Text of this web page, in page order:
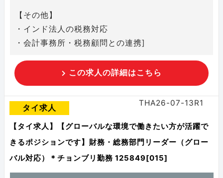
【その他】
・インド法人の税務対応
・会計事務所・税務顧問との連携]
この求人の詳細はこちら
タイ求人
THA26-07-13R1
【タイ求人】【グローバルな環境で働きたい方が活躍で
きるポジションです】財務・総務部門リーダー（グロー
バル対応）＊チョンブリ勤務 125849[015]